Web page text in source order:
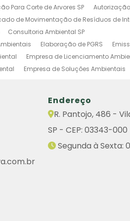
Para Corte de Arvores SP
de Movimentação de Resíduos de
Consultoria Ambiental SP
Elaboração de PGRS
Empresa de Licenciamento
Empresa de Soluções Ambientais
de Atividades Poluidoras
Licenciamento Ambiental
Sistema de
de Licenciamento Ambiental
Laudo Ambiental
Endereço
R. Pantojo, 486 -
SP - CEP: 03343-000
Segunda à Sexta: